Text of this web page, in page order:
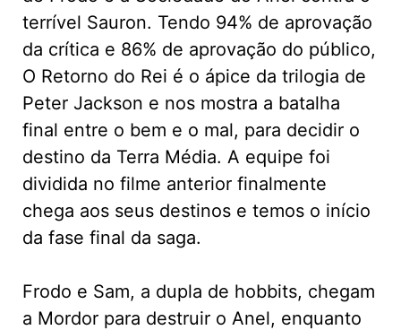
terrível Sauron. Tendo 94% de aprovação
da crítica e 86% de aprovação do público,
O Retorno do Rei é o ápice da trilogia de
Peter Jackson e nos mostra a batalha
final entre o bem e o mal, para decidir o
destino da Terra Média. A equipe foi
dividida no filme anterior finalmente
chega aos seus destinos e temos o início
da fase final da saga.
Frodo e Sam, a dupla de hobbits, chegam
a Mordor para destruir o Anel, enquanto